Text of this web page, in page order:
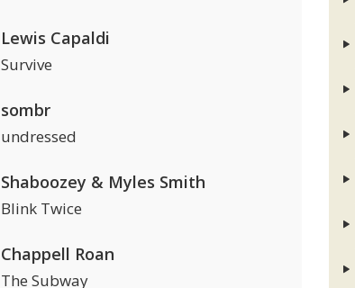
Lewis Capaldi
Survive
sombr
undressed
Shaboozey & Myles Smith
Blink Twice
Chappell Roan
The Subway